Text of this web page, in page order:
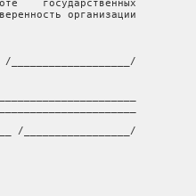
государственных
организации
/___________________/
/_________________/